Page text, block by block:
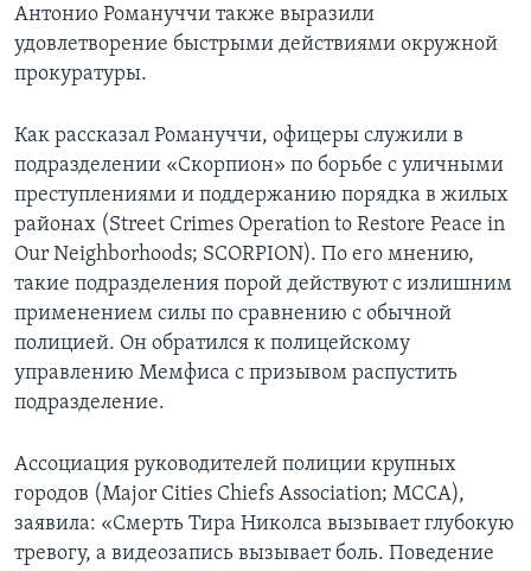
Антонио Романуччи также выразили
удовлетворение быстрыми действиями окружной
прокуратуры.
Как рассказал Романуччи, офицеры служили в
подразделении «Скорпион» по борьбе с уличными
преступлениями и поддержанию порядка в жилых
районах (Street Crimes Operation to Restore Peace in
Our Neighborhoods; SCORPION). По его мнению,
такие подразделения порой действуют с излишним
применением силы по сравнению с обычной
полицией. Он обратился к полицейскому
управлению Мемфиса с призывом распустить
подразделение.
Ассоциация руководителей полиции крупных
городов (Major Cities Chiefs Association; MCCA),
заявила: «Смерть Тира Николса вызывает глубокую
тревогу, а видеозапись вызывает боль. Поведение